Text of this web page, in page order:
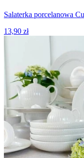
Salaterka porcelanowa
13,90 zł